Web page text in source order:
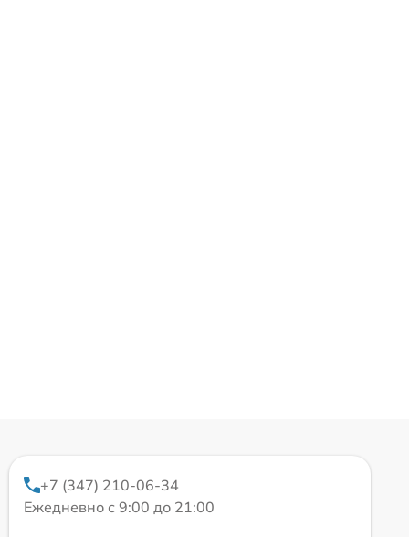
+7 (347) 210-06-34
Ежедневно с 9:00 до 21:00